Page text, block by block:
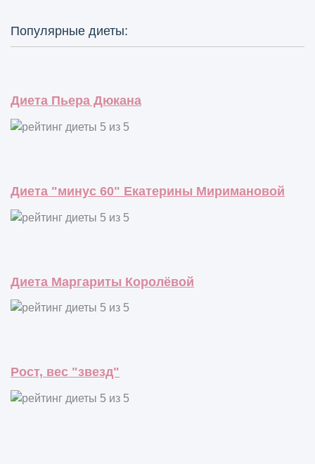
Популярные диеты:
Диета Пьера Дюкана
Диета "минус 60" Екатерины Миримановой
Диета Маргариты Королёвой
Рост, вес "звезд"